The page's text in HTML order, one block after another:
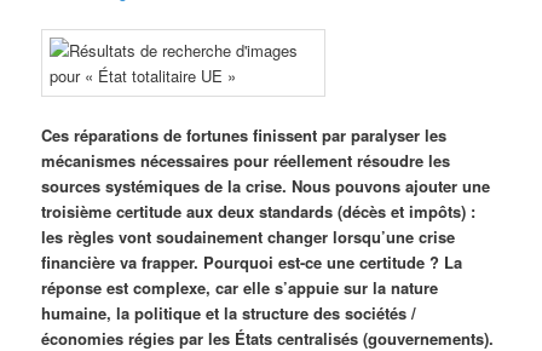
Ces réparations de fortunes finissent par paralyser les
mécanismes nécessaires pour réellement résoudre les
sources systémiques de la crise.Nous pouvons ajouter une
troisième certitude aux deux standards (décès et impôts) :
les règles vont soudainement changer lorsqu’une crise
financière va frapper. Pourquoi est-ce une certitude ? La
réponse est complexe, car elle s’appuie sur la nature
humaine, la politique et la structure des sociétés /
économies régies par les États centralisés (gouvernements).